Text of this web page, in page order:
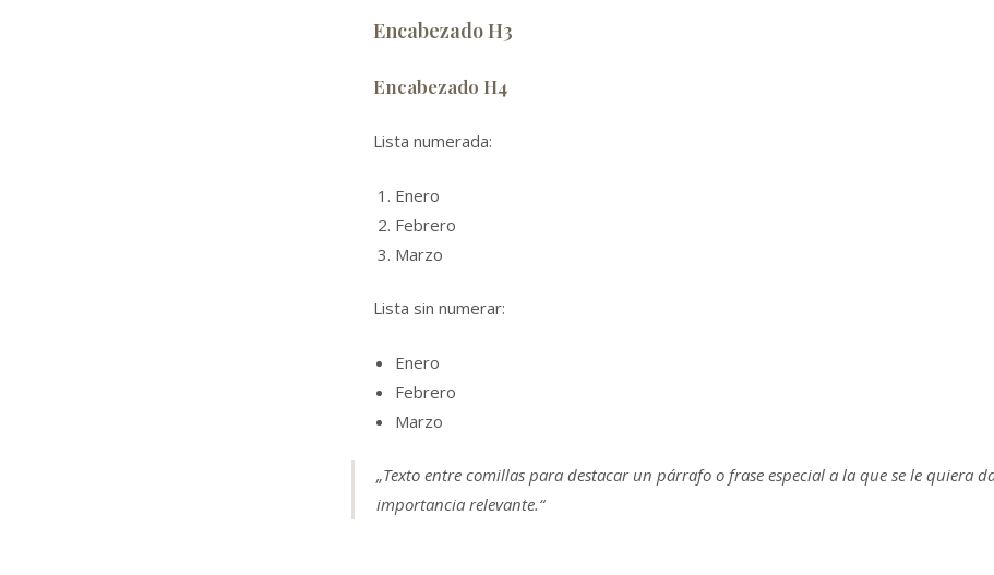
Encabezado H3
Encabezado H4
Lista numerada:
Enero
Febrero
Marzo
Lista sin numerar:
Enero
Febrero
Marzo
„Texto entre comillas para destacar un párrafo o frase especial a la que se le quiera
importancia relevante.“